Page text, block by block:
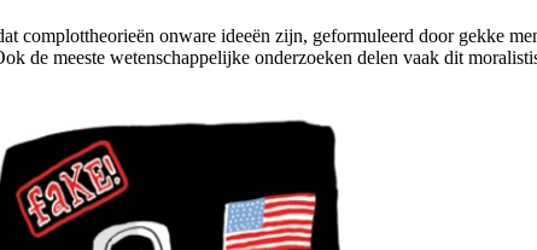
complottheorieën onware ideeën zijn, geformuleerd door gekke
de meeste wetenschappelijke onderzoeken delen vaak dit